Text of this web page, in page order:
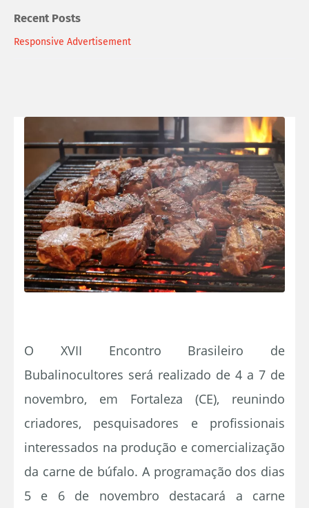
Recent Posts
Responsive Advertisement
O XVII Encontro Brasileiro de
Bubalinocultores será realizado de 4 a 7 de
novembro, em Fortaleza (CE), reunindo
criadores, pesquisadores e profissionais
interessados na produção e comercialização
da carne de búfalo. A programação dos dias
5 e 6 de novembro destacará a carne